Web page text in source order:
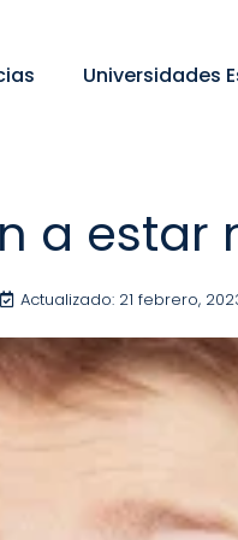
Universidades
a estar
Actualizado: 21 febrero,